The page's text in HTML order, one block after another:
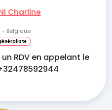
Charline
- Belgique
RDV en appelant le